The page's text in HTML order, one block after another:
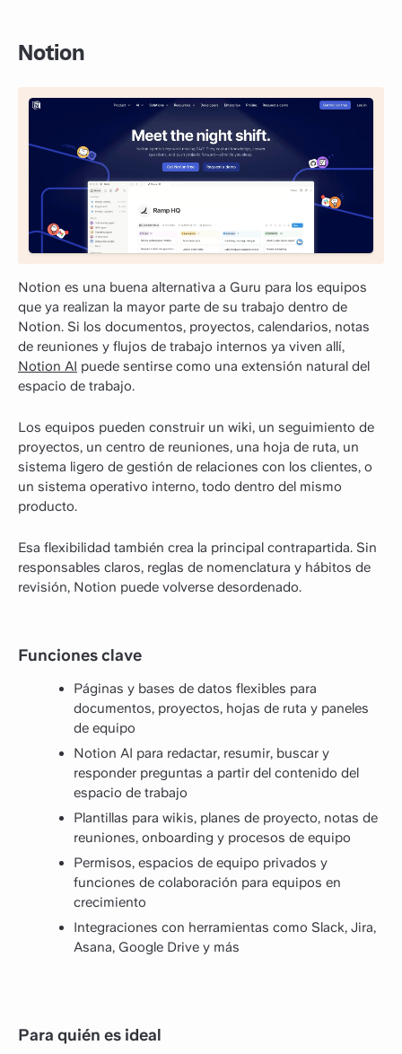
Notion
Notion es una buena alternativa a Guru para los equipos
que ya realizan la mayor parte de su trabajo dentro de
Notion. Si los documentos, proyectos, calendarios, notas
de reuniones y flujos de trabajo internos ya viven allí,
Notion AI puede sentirse como una extensión natural del
espacio de trabajo.
Los equipos pueden construir un wiki, un seguimiento de
proyectos, un centro de reuniones, una hoja de ruta, un
sistema ligero de gestión de relaciones con los clientes, o
un sistema operativo interno, todo dentro del mismo
producto.
Esa flexibilidad también crea la principal contrapartida. Sin
responsables claros, reglas de nomenclatura y hábitos de
revisión, Notion puede volverse desordenado.
Funciones clave
Páginas y bases de datos flexibles para
documentos, proyectos, hojas de ruta y paneles
de equipo
Notion AI para redactar, resumir, buscar y
responder preguntas a partir del contenido del
espacio de trabajo
Plantillas para wikis, planes de proyecto, notas de
reuniones, onboarding y procesos de equipo
Permisos, espacios de equipo privados y
funciones de colaboración para equipos en
crecimiento
Integraciones con herramientas como Slack, Jira,
Asana, Google Drive y más
Para quién es ideal